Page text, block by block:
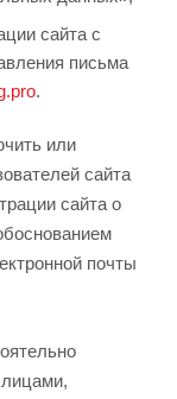
сайта с
письма
.
или
сайта
сайта о
почты